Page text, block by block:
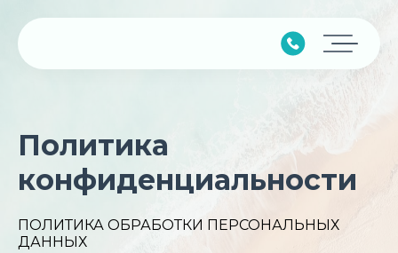
Подбор тура
Горящие туры
Страны
Политика
конфиденциальности
ПОЛИТИКА ОБРАБОТКИ ПЕРСОНАЛЬНЫХ
ДАННЫХ